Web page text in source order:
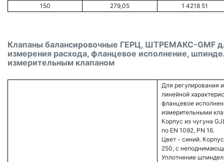
Клапаны балансировочные ГЕРЦ, ШТРЕМАКС-GMF
измерения расхода, фланцевое исполнение,
измерительным клапаном
150
279,05 1 4218 51
Для регулирования
линейной
фланцевое
измерительными
Корпус из чугуна
по EN 1092, PN 16.
Цвет - синий.
250, с
Уплотнение